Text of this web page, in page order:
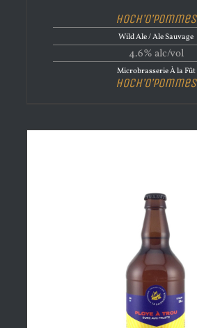
Hoch’O’Pommes
Wild Ale / Ale Sauvage
4.6% alc/vol
Microbrasserie À la Fût
Hoch’O’Pommes